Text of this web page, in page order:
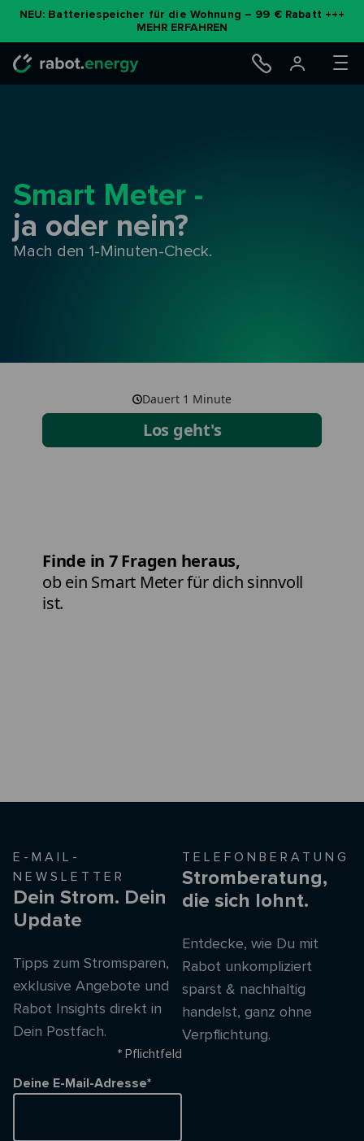
NEU: Batteriespeicher für die Wohnung – 99 € Rabatt +++
MEHR ERFAHREN
Smart Meter -
ja oder nein?
Mach den 1-Minuten-Check.
E-MAIL-
NEWSLETTER
Dein Strom. Dein
Update
Tipps zum Stromsparen,
exklusive Angebote und
Rabot Insights direkt in
Dein Postfach.
* Pflichtfeld
Deine E-Mail-Adresse*
TELEFONBERATUNG
Stromberatung,
die sich lohnt.
Entdecke, wie Du mit
Rabot unkompliziert
sparst & nachhaltig
handelst, ganz ohne
Verpflichtung.
Zum
Inhalt
springen